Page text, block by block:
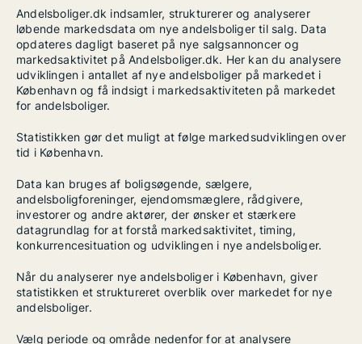
Andelsboliger.dk indsamler, strukturerer og analyserer
løbende markedsdata om nye andelsboliger til salg. Data
opdateres dagligt baseret på nye salgsannoncer og
markedsaktivitet på Andelsboliger.dk. Her kan du analysere
udviklingen i antallet af nye andelsboliger på markedet i
København og få indsigt i markedsaktiviteten på markedet
for andelsboliger.
Statistikken gør det muligt at følge markedsudviklingen over
tid i København.
Data kan bruges af boligsøgende, sælgere,
andelsboligforeninger, ejendomsmæglere, rådgivere,
investorer og andre aktører, der ønsker et stærkere
datagrundlag for at forstå markedsaktivitet, timing,
konkurrencesituation og udviklingen i nye andelsboliger.
Når du analyserer nye andelsboliger i København, giver
statistikken et struktureret overblik over markedet for nye
andelsboliger.
Vælg periode og område nedenfor for at analysere